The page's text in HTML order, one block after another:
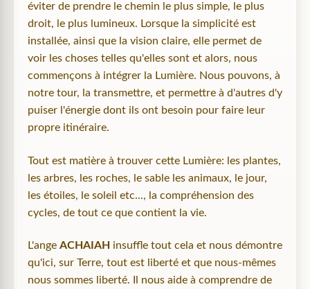
éviter de prendre le chemin le plus simple, le plus
droit, le plus lumineux. Lorsque la simplicité est
installée, ainsi que la vision claire, elle permet de
voir les choses telles qu'elles sont et alors, nous
commençons à intégrer la Lumière. Nous pouvons, à
notre tour, la transmettre, et permettre à d'autres d'y
puiser l'énergie dont ils ont besoin pour faire leur
propre itinéraire.
Tout est matière à trouver cette Lumière: les plantes,
les arbres, les roches, le sable les animaux, le jour,
les étoiles, le soleil etc..., la compréhension des
cycles, de tout ce que contient la vie.
L'ange ACHAIAH insuffle tout cela et nous démontre
qu'ici, sur Terre, tout est liberté et que nous-mêmes
nous sommes liberté. Il nous aide à comprendre de